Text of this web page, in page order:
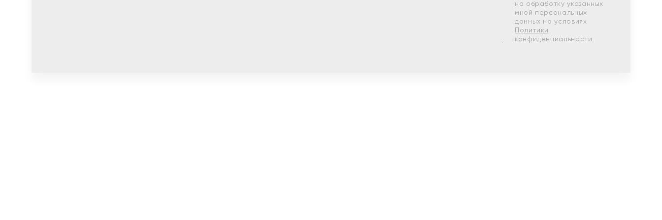
на обработку указанных
мной персональных
данных на условиях
Политики
конфиденциальности